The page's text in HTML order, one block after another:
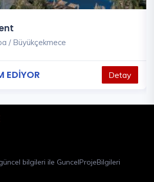
/ Büyükçekmece
EDİYOR Detay
bilgileri ile GuncelProjeBilgileri